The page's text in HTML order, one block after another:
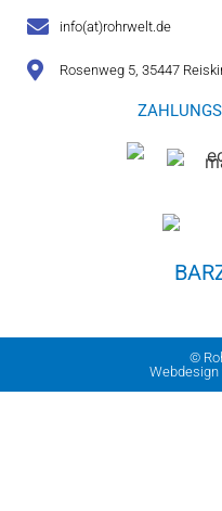
info(at)rohrwelt.de
Rosenweg 5, 35447
©